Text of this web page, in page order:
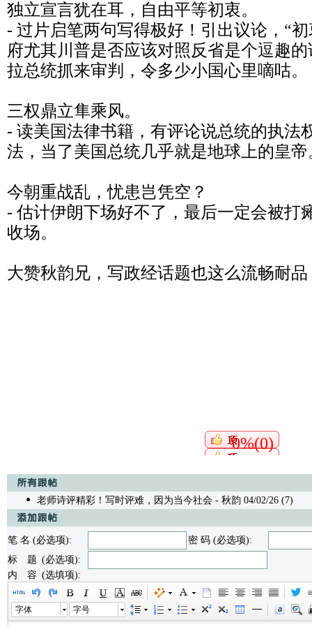
独立宣言犹在耳，自由平等初衷。
- 过片启笔两句写得极好！引出议论，“
府尤其川普是否应该对照反省是个逗趣
拉总统抓来审判，令多少小国心里嘀咕。
三权鼎立隼乘风。
- 读美国法律书籍，有评论说总统的执法
法，当了美国总统几乎就是地球上的皇帝
今朝重战乱，忧患岂凭空？
- 估计伊朗下场好不了，最后一定会被打
收场。
大赞秋韵兄，写政经话题也这么流畅耐品
0%(0)
老师诗评精彩！写时评难，因为当今社会 - 秋韵 04/02/26 (7)
笔 名 (必选项):
密 码 (必选项):
标 题 (必选项):
内 容 (选填项):
字体 字号